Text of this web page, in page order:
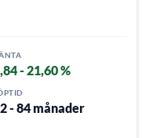
- 21,60 %
- 84 månader